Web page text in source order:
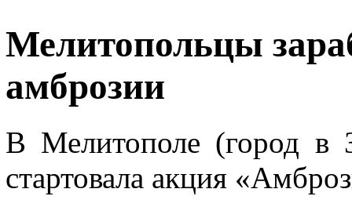
Мелитопольцы
амброзии
В Мелитополе (город в
стартовала акция